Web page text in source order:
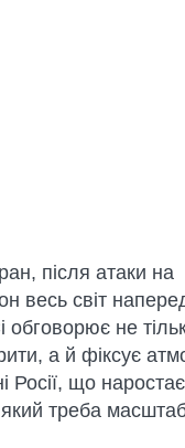
після атаки на
весь світ
обговорює не
а й фіксує
Росії, що
треба